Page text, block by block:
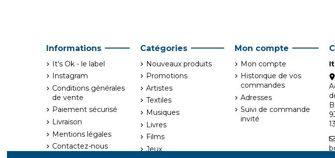
Informations
It's Ok - le label
Instagram
Conditions générales
de vente
Paiement sécurisé
Livraison
Mentions légales
Contactez-nous
Catégories
Nouveaux produits
Promotions
Artistes
Textiles
Musiques
Livres
Films
Jeux
Mon compte
Mon compte
Historique de vos
commandes
Adresses
Suivi de commande
invité